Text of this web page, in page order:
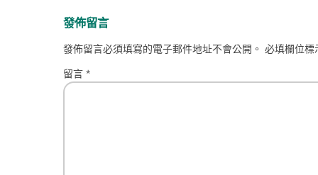
發佈留言
發佈留言必須填寫的電子郵件地址不會公開。 必填欄位
留言 *